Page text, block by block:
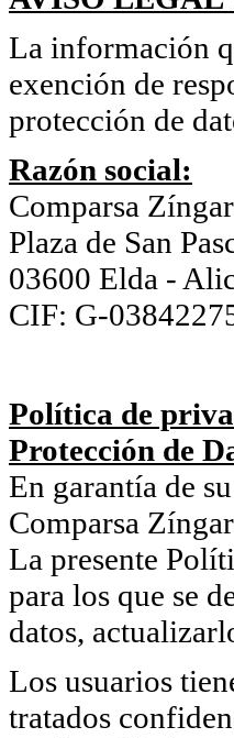
La información
exención de
protección de
Razón social:
Comparsa
Plaza de San
03600 Elda -
CIF: G-
Política de
Protección de
En garantía de
Comparsa
La presente
para los que se
datos,
Los usuarios
tratados